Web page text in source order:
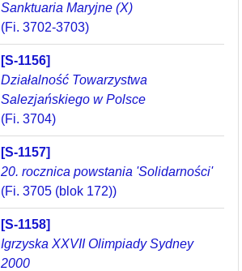
Sanktuaria Maryjne (X)
(Fi. 3702-3703)
[S-1156]
Działalność Towarzystwa
Salezjańskiego w Polsce
(Fi. 3704)
[S-1157]
20. rocznica powstania 'Solidarności'
(Fi. 3705 (blok 172))
[S-1158]
Igrzyska XXVII Olimpiady Sydney
2000